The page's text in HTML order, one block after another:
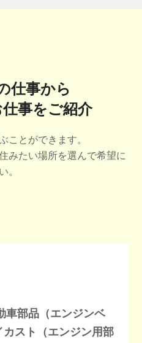
仕事から
事をご紹介
ことができます。
みたい場所を選んで希望に
。
車部品（エンジンベ
スト（エンジン用部